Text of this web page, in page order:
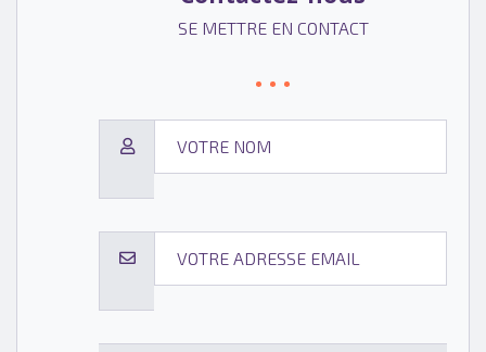
SE METTRE EN CONTACT